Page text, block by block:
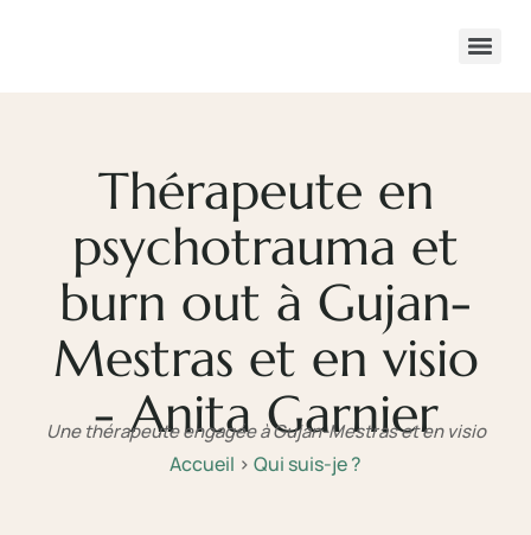
Thérapeute en
psychotrauma et
burn out à Gujan-
Mestras et en visio
- Anita Garnier
Une thérapeute engagée à Gujan-Mestras et en visio
Accueil > Qui suis-je ?